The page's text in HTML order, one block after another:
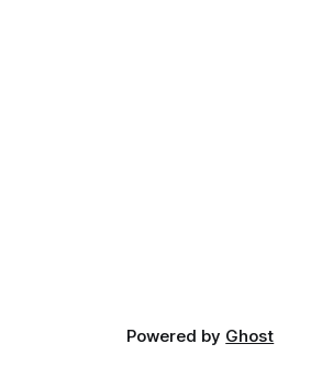
Powered by Ghost